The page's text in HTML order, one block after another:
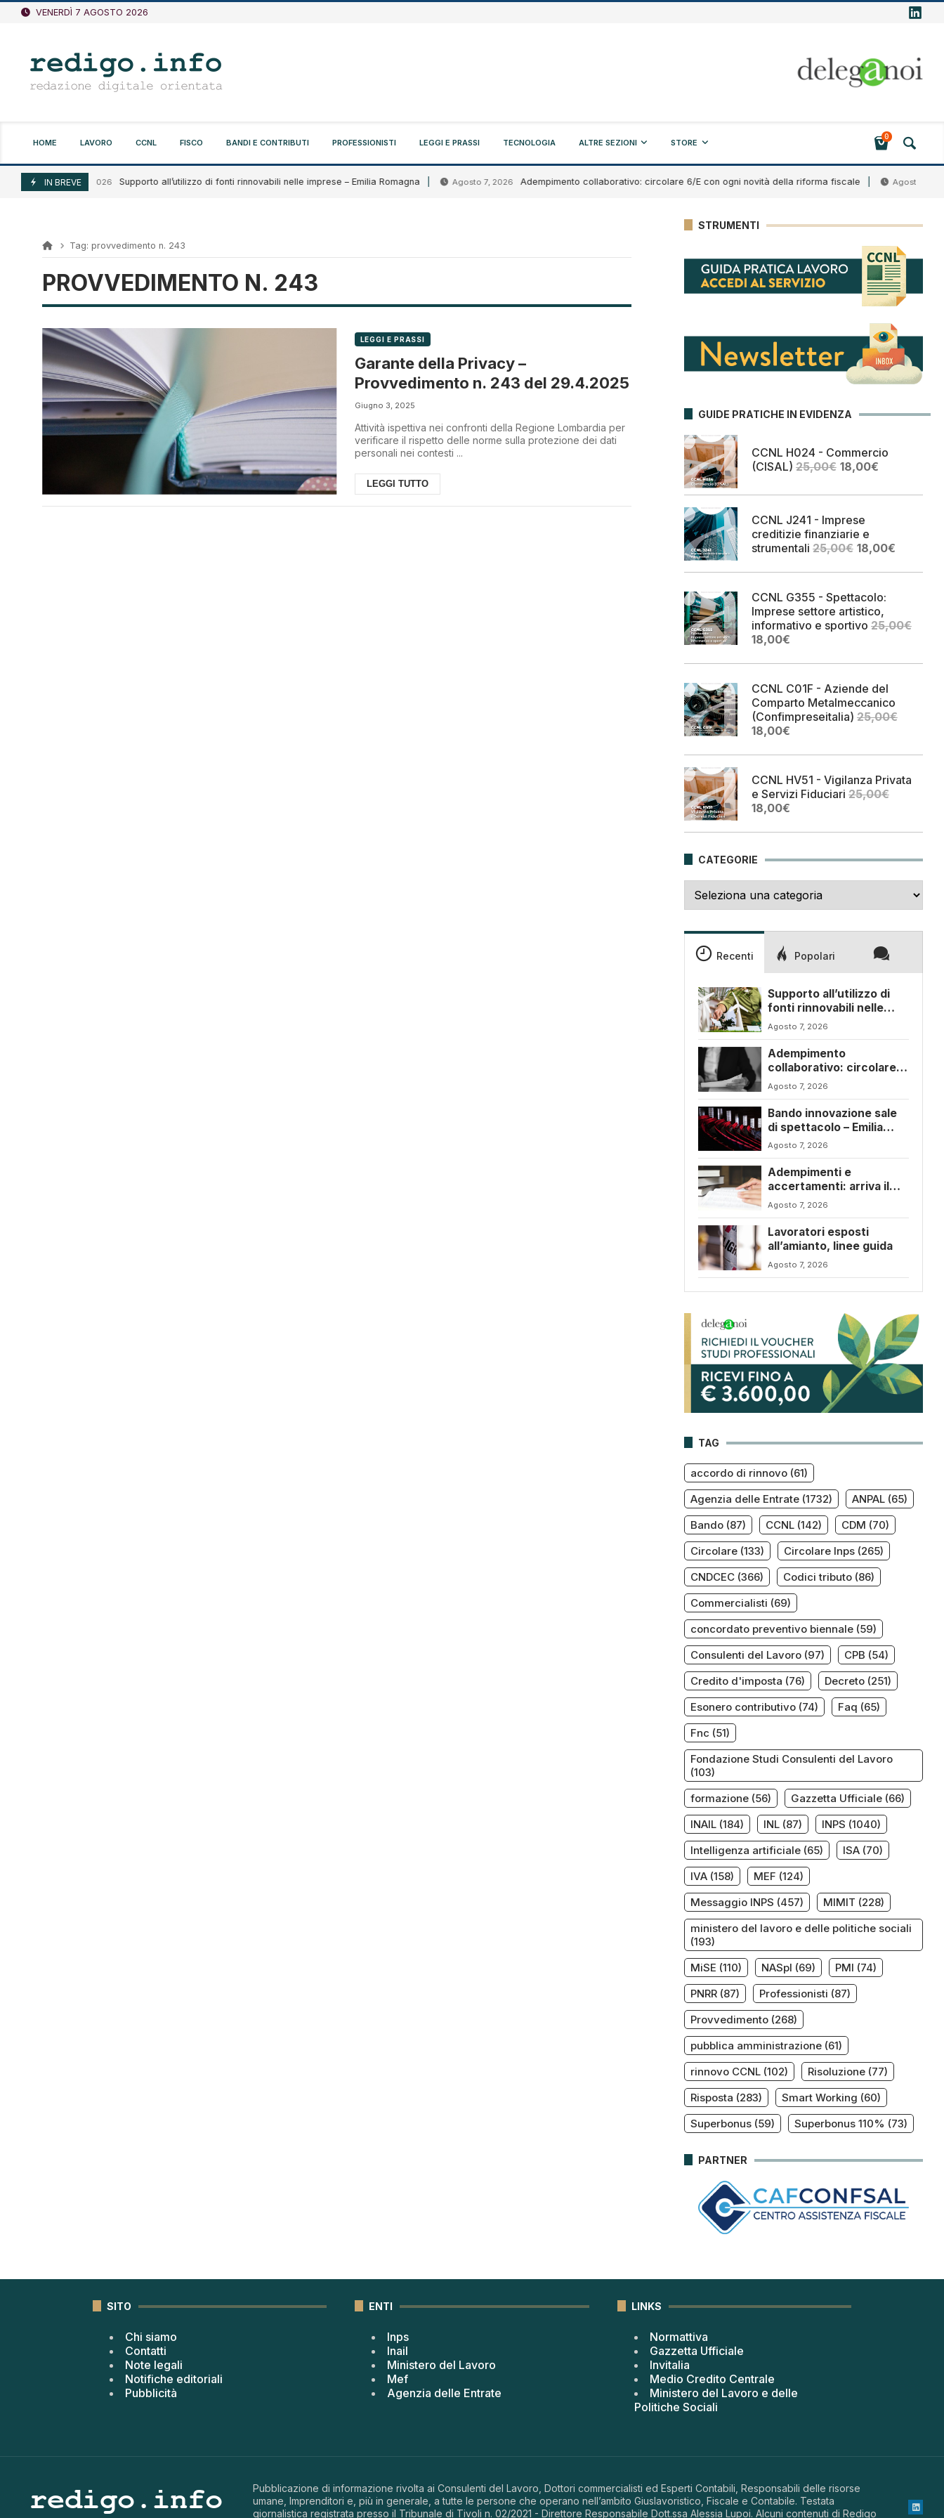
Vai
VENERDÌ 7 AGOSTO 2026
HOME LAVORO CCNL FISCO BANDI E CONTRIBUTI PROFESSIONISTI LEGGI E PRASSI TECNOLOGIA ALTRE SEZIONI STORE
0
IN BREVE
Agosto 7, 2026 Supporto all’utilizzo di fonti rinnovabili nelle imprese – Emilia Romagna Agosto 7, 2026 Adempimento collaborativo: circolare 6/E con ogni novità della riforma fiscale Agosto 7, 2026
Tag: provvedimento n. 243
PROVVEDIMENTO N. 243
LEGGI E PRASSI
Garante della Privacy –
Provvedimento n. 243 del 29.4.2025
Giugno 3, 2025
Attività ispettiva nei confronti della Regione Lombardia per
verificare il rispetto delle norme sulla protezione dei dati
personali nei contesti ...
LEGGI TUTTO
STRUMENTI
GUIDE PRATICHE IN EVIDENZA
CCNL H024 - Commercio
(CISAL) 25,00€ Il
originale
25,00€.
18,00€Il
attuale
CCNL J241 - Imprese
creditizie finanziarie e
strumentali 25,00€ Il
originale
25,00€.
18,00€Il
attuale
CCNL G355 - Spettacolo:
Imprese settore artistico,
informativo e sportivo 25,00€
Il
originale
25,00€.
18,00€Il
attuale
18,00€.
CCNL C01F - Aziende del
Comparto Metalmeccanico
(Confimpreseitalia) 25,00€
Il
originale
25,00€.
18,00€Il
attuale
18,00€.
CCNL HV51 - Vigilanza Privata
e Servizi Fiduciari 25,00€
Il
originale
25,00€.
18,00€Il
attuale
18,00€.
CATEGORIE
Recenti Popolari
Supporto all’utilizzo di
fonti rinnovabili nelle
imprese – Emilia Romagna
Agosto 7, 2026
Adempimento
collaborativo: circolare
6/E con ogni novità della
Agosto 7, 2026
Bando innovazione sale
di spettacolo – Emilia
Romagna
Agosto 7, 2026
Adempimenti e
accertamenti: arriva il
nuovo Testo Unico
fiscale
Agosto 7, 2026
Lavoratori esposti
all’amianto, linee guida
Agosto 7, 2026
TAG
accordo di rinnovo(61)
Agenzia delle Entrate(1732) ANPAL(65)
Bando(87) CCNL(142) CDM (70)
Circolare(133) Circolare Inps(265)
CNDCEC(366) Codici tributo(86)
Commercialisti (69)
concordato preventivo biennale(59)
Consulenti del Lavoro(97) CPB (54)
Credito d'imposta (76) Decreto(251)
Esonero contributivo(74) Faq (65)
Fnc (51)
Fondazione Studi Consulenti del Lavoro
(103)
formazione(56) Gazzetta Ufficiale(66)
INAIL(184) INL(87) INPS (1040)
Intelligenza artificiale(65) ISA(70)
IVA(158) MEF (124)
Messaggio INPS (457) MIMIT (228)
ministero del lavoro e delle politiche sociali
(193)
MiSE (110) NASpI (69) PMI (74)
PNRR(87) Professionisti (87)
Provvedimento(268)
pubblica amministrazione(61)
rinnovo CCNL(102) Risoluzione(77)
Risposta (283) Smart Working (60)
Superbonus(59) Superbonus 110% (73)
PARTNER
SITO
Chi siamo
Contatti
Note legali
Notifiche editoriali
Pubblicità
ENTI
Inps
Inail
Ministero del Lavoro
Mef
Agenzia delle Entrate
LINKS
Normattiva
Gazzetta Ufficiale
Invitalia
Medio Credito Centrale
Ministero del Lavoro e delle
Politiche Sociali
Pubblicazione di informazione rivolta ai Consulenti del Lavoro, Dottori commercialisti ed Esperti Contabili, Responsabili delle risorse
umane, Imprenditori e, più in generale, a tutte le persone che operano nell’ambito Giuslavoristico, Fiscale e Contabile. Testata
giornalistica registrata presso il Tribunale di Tivoli n. 02/2021 - Direttore Responsabile Dott.ssa Alessia Lupoi. Alcuni contenuti di Redigo